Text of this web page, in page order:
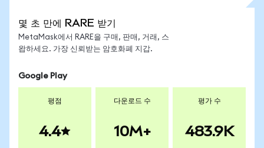
몇 초 만에 RARE 받기
MetaMask에서 RARE을 구매, 판매, 거래, 스
왑하세요. 가장 신뢰받는 암호화폐 지갑.
Google Play
평점
4.4
다운로드 수
10M+
평가 수
483.9K